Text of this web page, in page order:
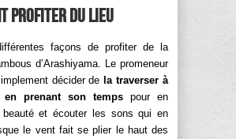
profiter du lieu
façons de profiter de la
d’Arashiyama. Le promeneur
décider de la traverser à
prenant son temps pour en
beauté et écouter les sons qui en
le vent fait se plier le haut des